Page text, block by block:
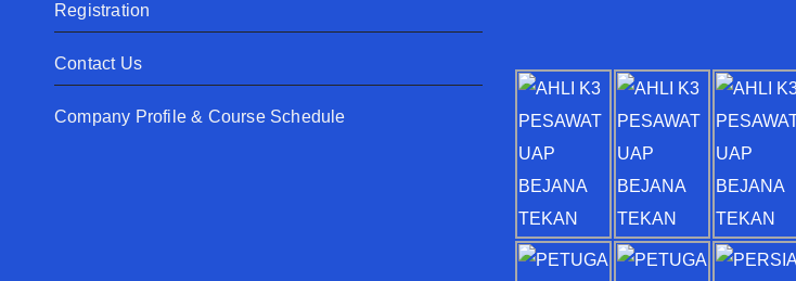
Registration
Contact Us
Company Profile & Course Schedule